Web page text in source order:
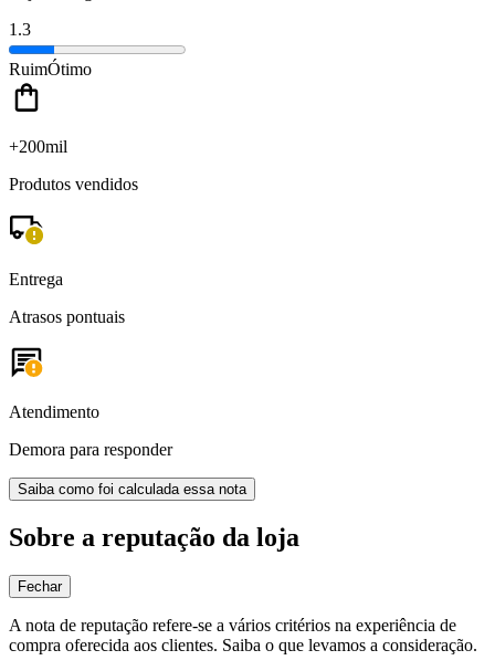
1.3
RuimÓtimo
+200mil
Produtos vendidos
Entrega
Atrasos pontuais
Atendimento
Demora para responder
Saiba como foi calculada essa nota
Sobre a reputação da loja
Fechar
A nota de reputação refere-se a vários critérios na experiência de
compra oferecida aos clientes. Saiba o que levamos a consideração.